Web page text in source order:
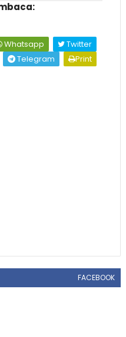
Whatsapp
Twitter
Telegram
Print
FACEBOOK